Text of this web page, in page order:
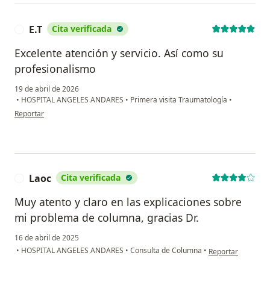
E.T Cita verificada
Excelente atención y servicio. Así como su
profesionalismo
19 de abril de 2026
• HOSPITAL ANGELES ANDARES • Primera visita Traumatología •
en opinión del usuario E.T
Reportar
Laoc Cita verificada
Muy atento y claro en las explicaciones sobre
mi problema de columna, gracias Dr.
16 de abril de 2025
• HOSPITAL ANGELES ANDARES • Consulta de Columna • en opinión del
Reportar